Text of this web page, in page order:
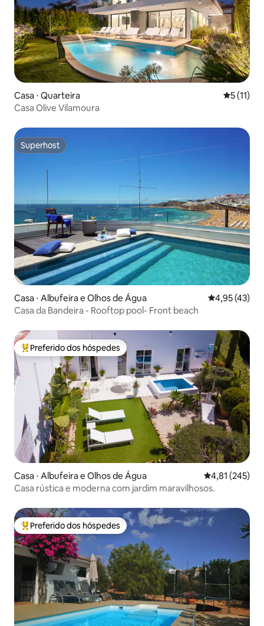
Casa ⋅ Quarteira 5 de uma
5 (11)
Casa Olive Vilamoura
Superhost
Superhost
Casa ⋅ Albufeira e Olhos de Água 4,95 de uma
4,95 (43)
Casa da Bandeira - Rooftop pool- Front beach
Entre os melhores preferidos dos hóspedes
Preferido dos hóspedes
Casa ⋅ Albufeira e Olhos de Água 4,81 de uma
4,81 (245)
Casa rústica e moderna com jardim maravilhosos.
Entre os melhores preferidos dos hóspedes
Preferido dos hóspedes